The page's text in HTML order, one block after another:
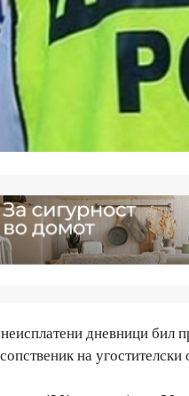
дневници бил
на угостителски